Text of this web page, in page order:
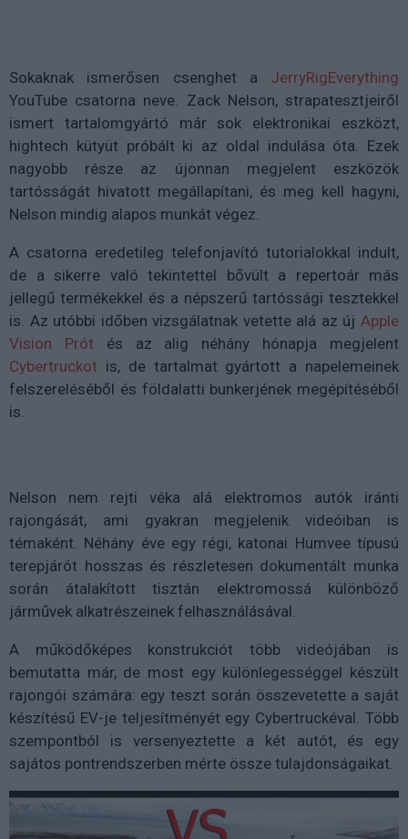
Sokaknak ismerősen csenghet a JerryRigEverything
YouTube csatorna neve. Zack Nelson, strapatesztjeiről
ismert tartalomgyártó már sok elektronikai eszközt,
hightech kütyüt próbált ki az oldal indulása óta. Ezek
nagyobb része az újonnan megjelent eszközök
tartósságát hivatott megállapítani, és meg kell hagyni,
Nelson mindig alapos munkát végez.
A csatorna eredetileg telefonjavító tutorialokkal indult,
de a sikerre való tekintettel bővült a repertoár más
jellegű termékekkel és a népszerű tartóssági tesztekkel
is. Az utóbbi időben vizsgálatnak vetette alá az új Apple
Vision Prót és az alig néhány hónapja megjelent
Cybertruckot is, de tartalmat gyártott a napelemeinek
felszereléséből és földalatti bunkerjének megépítéséből
is.
Nelson nem rejti véka alá elektromos autók iránti
rajongását, ami gyakran megjelenik videóiban is
témaként. Néhány éve egy régi, katonai Humvee típusú
terepjárót hosszas és részletesen dokumentált munka
során átalakított tisztán elektromossá különböző
járművek alkatrészeinek felhasználásával.
A működőképes konstrukciót több videójában is
bemutatta már, de most egy különlegességgel készült
rajongói számára: egy teszt során összevetette a saját
készítésű EV-je teljesítményét egy Cybertruckéval. Több
szempontból is versenyeztette a két autót, és egy
sajátos pontrendszerben mérte össze tulajdonságaikat.